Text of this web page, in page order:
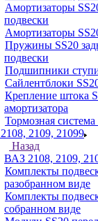
Амортизаторы
подвески
Амортизаторы
Пружины SS20
подвески
Подшипники
Сайлентблоки
Крепление штока
амортизатора
Тормозная система
2109, 21099
Назад
ВАЗ 2108, 2109,
Комплекты
разобранном виде
Комплекты
собранном виде